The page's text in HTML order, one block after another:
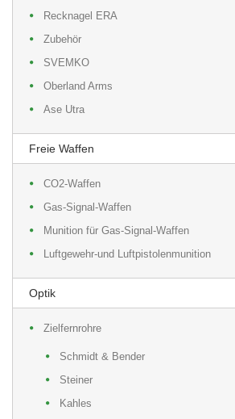
Recknagel ERA
Zubehör
SVEMKO
Oberland Arms
Ase Utra
Freie Waffen
CO2-Waffen
Gas-Signal-Waffen
Munition für Gas-Signal-Waffen
Luftgewehr-und Luftpistolenmunition
Optik
Zielfernrohre
Schmidt & Bender
Steiner
Kahles